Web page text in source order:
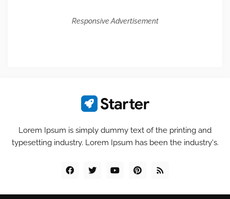
Responsive Advertisement
Lorem Ipsum is simply dummy text of the printing and
typesetting industry. Lorem Ipsum has been the industry's.